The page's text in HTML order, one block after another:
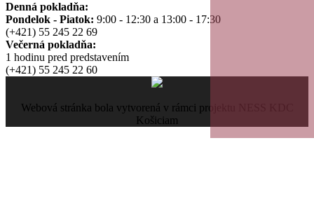
Denná pokladňa:
Pondelok - Piatok: 9:00 - 12:30 a 13:00 - 17:30
(+421) 55 245 22 69
Večerná pokladňa:
1 hodinu pred predstavením
(+421) 55 245 22 60
Webová stránka bola vytvorená v rámci projektu NESS KDC
Košiciam